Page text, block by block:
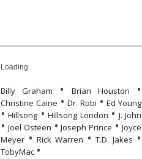
Loading
Billy Graham • Brian Houston •
Christine Caine • Dr. Robi • Ed Young
• Hillsong • Hillsong London • J. John
• Joel Osteen • Joseph Prince • Joyce
Meyer • Rick Warren • T.D. Jakes •
TobyMac •